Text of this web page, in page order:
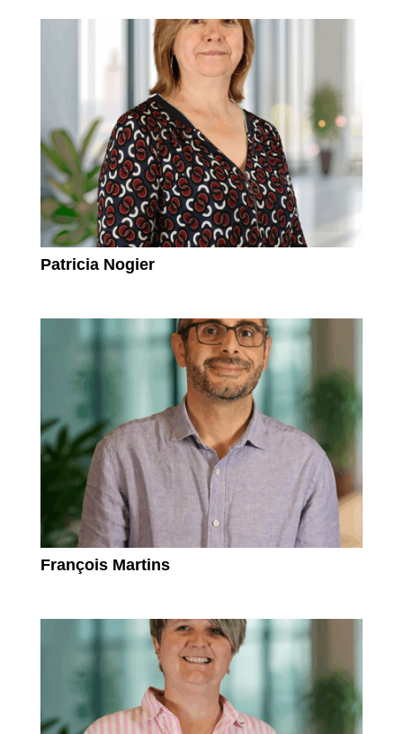
Patricia Nogier
François Martins